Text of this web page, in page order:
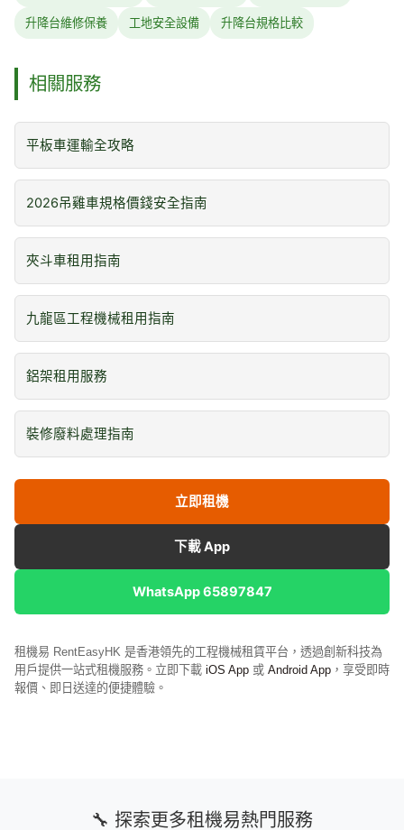
升降台維修保養 工地安全設備 升降台規格比較
相關服務
平板車運輸全攻略
2026吊雞車規格價錢安全指南
夾斗車租用指南
九龍區工程機械租用指南
鋁架租用服務
裝修廢料處理指南
立即租機
下載 App
WhatsApp 65897847
租機易 RentEasyHK 是香港領先的工程機械租賃平台，透過創新科技為
用戶提供一站式租機服務。立即下載 iOS App 或 Android App ，享受即時
報價、即日送達的便捷體驗。
🔧 探索更多租機易熱門服務